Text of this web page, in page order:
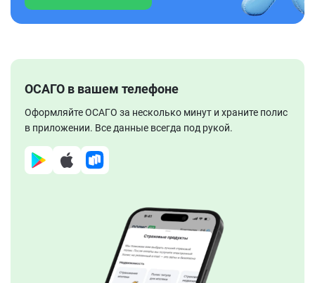
ОСАГО в вашем телефоне
Оформляйте ОСАГО за несколько минут и храните полис
в приложении. Все данные всегда под рукой.